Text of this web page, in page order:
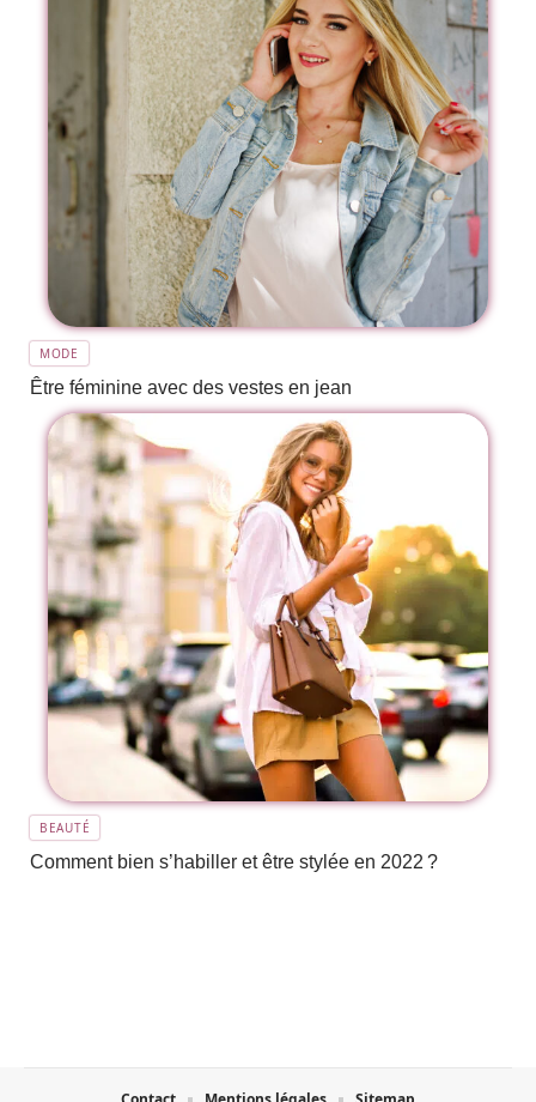
MODE
Être féminine avec des vestes en jean
BEAUTÉ
Comment bien s’habiller et être stylée en 2022 ?